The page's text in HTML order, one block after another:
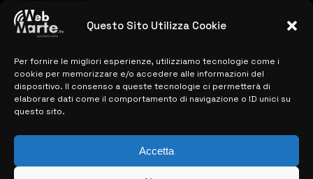
Questo Sito Utilizza Cookie
Per fornire le migliori esperienze, utilizziamo tecnologie come i
cookie per memorizzare e/o accedere alle informazioni del
dispositivo. Il consenso a queste tecnologie ci permetterà di
elaborare dati come il comportamento di navigazione o ID unici su
questo sito.
Accetta
28 MARZO 2024
MAPPA DEL SITO
> NOTIZIE
> CONTATTI